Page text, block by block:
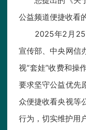
公益频道便捷收看
2025年2月25
宣传部、中央网信
视“套娃”收费和操
要求坚守公益优先
众便捷收看央视等
行为，切实维护用